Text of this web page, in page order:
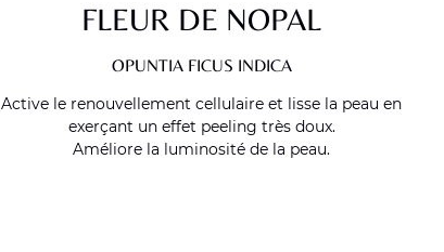
FLEUR DE NOPAL
OPUNTIA FICUS INDICA
Active le renouvellement cellulaire et lisse la peau en
exerçant un effet peeling très doux.
Améliore la luminosité de la peau.